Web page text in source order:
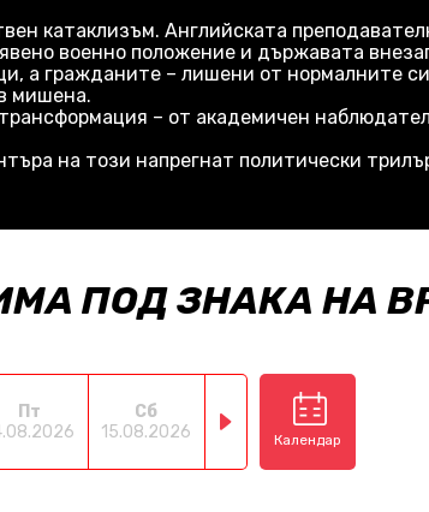
катаклизъм. Английската
военно положение и държавата
а гражданите – лишени от нормалните
мишена.
– от академичен
на този напрегнат политически
ПОД ЗНАКА НА
Пт
Сб
15.08.2026
16.08.2026Календар